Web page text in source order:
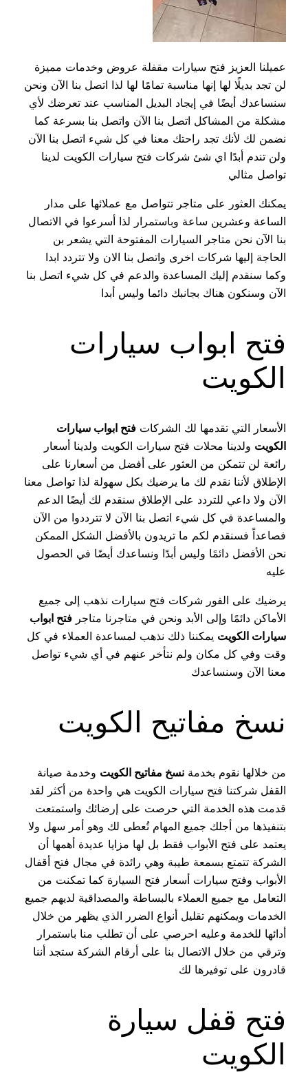
عميلنا العزيز فتح سيارات مقفلة عروض وخدمات مميزة
لن تجد بديلًا لها إنها مناسبة تمامًا لها لذا اتصل بنا الآن ونحن
سنساعدك أيضًا في إيجاد البديل المناسب عند تعرضك لأي
مشكلة من المشاكل اتصل بنا الآن واتصل بنا بسرعة كما
نضمن لك لأنك تجد راحتك معنا في كل شيء اتصل بنا الآن
ولن تندم أبدًا اي شئ شركات فتح سيارات الكويت لدينا
تواصل مثالي
يمكنك العثور على متاجر تتواصل مع عملائها على مدار
الساعة وعشرين ساعة وباستمرار لذا أسرعوا في الاتصال
بنا الآن نحن متاجر السيارات المفتوحة التي يشعر بن
الحاجة إليها شركات اخرى واتصل بنا الان ولا تتردد ابدا
وكما سنقدم إليك المساعدة والدعم في كل شيء اتصل بنا
الآن وسنكون هناك بجانبك دائما وليس أبدا
فتح ابواب سيارات
الكويت
الأسعار التي تقدمها لك الشركات فتح ابواب سيارات
الكويت ولدينا محلات فتح سيارات الكويت ولدينا أسعار
رائعة لن تتمكن من العثور على أفضل من أسعارنا على
الإطلاق لأننا نقدم لك ما يرضيك بكل سهولة لذا تواصل معنا
الآن ولا داعي للتردد على الإطلاق سنقدم لك أيضًا الدعم
والمساعدة في كل شيء اتصل بنا الآن لا تترددوا من الآن
فصاعداً فسنقدم لكم ما تريدون بالأفضل الشكل الممكن
نحن الأفضل دائمًا وليس أبدًا ونساعدك أيضًا في الحصول
عليه
يرضيك على الفور شركات فتح سيارات نذهب إلى جميع
الأماكن دائمًا وإلى الأبد ونحن في متاجرنا متاجر فتح ابواب
سيارات الكويت يمكننا ذلك نذهب لمساعدة العملاء في كل
وقت وفي كل مكان ولم نتأخر عنهم في أي شيء تواصل
معنا الآن وسنساعدك
نسخ مفاتيح الكويت
من خلالها نقوم بخدمة نسخ مفاتيح الكويت وخدمة صيانة
القفل شركتنا فتح سيارات الكويت هي واحدة من أكثر لقد
قدمت هذه الخدمة التي حرصت على إرضائك واستمتعت
بتنفيذها من أجلك جميع المهام تُعطى لك وهو أمر سهل ولا
يعتمد على فتح الأبواب فقط بل لها مزايا عديدة أهمها أن
الشركة تتمتع بسمعة طيبة وهي رائدة في مجال فتح أقفال
الأبواب وفتح سيارات أسعار فتح السيارة كما تمكنت من
التعامل مع جميع العملاء بالبساطة والمصداقية لديهم جميع
الخدمات ويمكنهم تقليل أنواع الضرر الذي يظهر من خلال
أدائها للخدمة وعليه احرصي على أن تطلب منا باستمرار
وترقي من خلال الاتصال بنا على أرقام الشركة ستجد أننا
قادرون على توفيرها لك
فتح قفل سيارة
الكويت